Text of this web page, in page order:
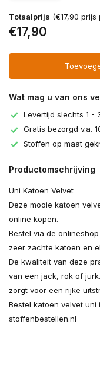
Totaalprijs (€17,90 prijs
€17,90
Wat mag u van ons
Levertijd slechts 1 -
Gratis bezorgd v.a.
Stoffen op maat
Productomschrijving
Uni Katoen Velvet
Deze mooie katoen
online kopen.
Bestel via de
zeer zachte katoen en
De kwaliteit van deze
van een jack, rok of
zorgt voor een rijke
Bestel katoen velvet
stoffenbestellen.nl